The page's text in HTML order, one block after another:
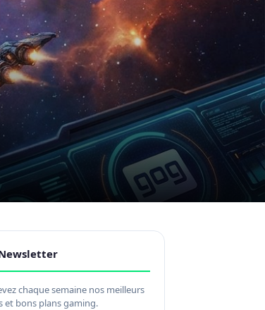
chaque semaine nos meilleurs
et bons plans gaming.